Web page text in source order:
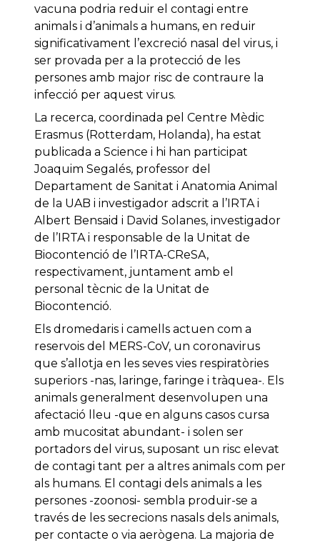
vacuna podria reduir el contagi entre
animals i d’animals a humans, en reduir
significativament l’excreció nasal del virus, i
ser provada per a la protecció de les
persones amb major risc de contraure la
infecció per aquest virus.
La recerca, coordinada pel Centre Mèdic
Erasmus (Rotterdam, Holanda), ha estat
publicada a Science i hi han participat
Joaquim Segalés, professor del
Departament de Sanitat i Anatomia Animal
de la UAB i investigador adscrit a l’IRTA i
Albert Bensaid i David Solanes, investigador
de l’IRTA i responsable de la Unitat de
Biocontenció de l’IRTA-CReSA,
respectivament, juntament amb el
personal tècnic de la Unitat de
Biocontenció.
Els dromedaris i camells actuen com a
reservois del MERS-CoV, un coronavirus
que s’allotja en les seves vies respiratòries
superiors -nas, laringe, faringe i tràquea-. Els
animals generalment desenvolupen una
afectació lleu -que en alguns casos cursa
amb mucositat abundant- i solen ser
portadors del virus, suposant un risc elevat
de contagi tant per a altres animals com per
als humans. El contagi dels animals a les
persones -zoonosi- sembla produir-se a
través de les secrecions nasals dels animals,
per contacte o via aerògena. La majoria de